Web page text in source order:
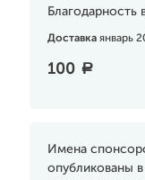
Благодарность
Доставка январь
100 a
Имена
опубликованы